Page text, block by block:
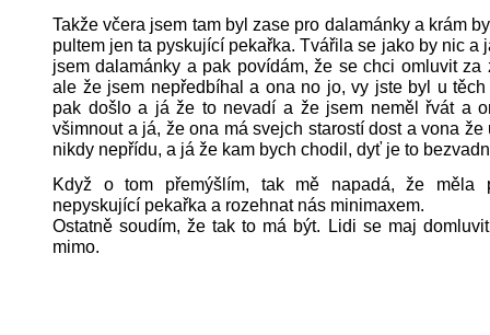
Takže včera jsem tam byl zase pro dalamánky a krám
pultem jen ta pyskující pekařka. Tvářila se jako by nic a
jsem dalamánky a pak povídám, že se chci omluvit za
ale že jsem nepředbíhal a ona no jo, vy jste byl u
pak došlo a já že to nevadí a že jsem neměl řvát a
všimnout a já, že ona má svejch starostí dost a vona že
nikdy nepřídu, a já že kam bych chodil, dyť je to
Když o tom přemýšlím, tak mě napadá, že měla
nepyskující pekařka a rozehnat nás minimaxem.
Ostatně soudím, že tak to má být. Lidi se maj
mimo.